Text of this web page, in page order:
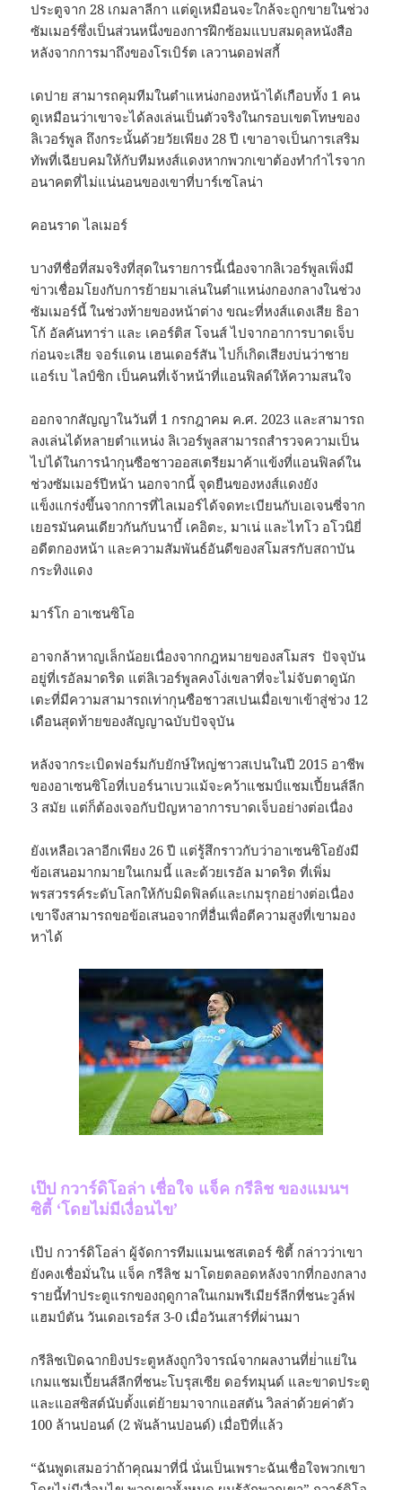
ประตูจาก 28 เกมลาลีกา แต่ดูเหมือนจะใกล้จะถูกขายในช่วง
ซัมเมอร์ซึ่งเป็นส่วนหนึ่งของการฝึกซ้อมแบบสมดุลหนังสือ
หลังจากการมาถึงของโรเบิร์ต เลวานดอฟสกี้
เดปาย สามารถคุมทีมในตําแหน่งกองหน้าได้เกือบทั้ง 1 คน
ดูเหมือนว่าเขาจะได้ลงเล่นเป็นตัวจริงในกรอบเขตโทษของ
ลิเวอร์พูล ถึงกระนั้นด้วยวัยเพียง 28 ปี เขาอาจเป็นการเสริม
ทัพที่เฉียบคมให้กับทีมหงส์แดงหากพวกเขาต้องทํากําไรจาก
อนาคตที่ไม่แน่นอนของเขาที่บาร์เซโลน่า
คอนราด ไลเมอร์
บางทีชื่อที่สมจริงที่สุดในรายการนี้เนื่องจากลิเวอร์พูลเพิ่งมี
ข่าวเชื่อมโยงกับการย้ายมาเล่นในตําแหน่งกองกลางในช่วง
ซัมเมอร์นี้ ในช่วงท้ายของหน้าต่าง ขณะที่หงส์แดงเสีย ธิอา
โก้ อัลคันทาร่า และ เคอร์ติส โจนส์ ไปจากอาการบาดเจ็บ
ก่อนจะเสีย จอร์แดน เฮนเดอร์สัน ไปก็เกิดเสียงบ่นว่าชาย
แอร์เบ ไลป์ซิก เป็นคนที่เจ้าหน้าที่แอนฟิลด์ให้ความสนใจ
ออกจากสัญญาในวันที่ 1 กรกฎาคม ค.ศ. 2023 และสามารถ
ลงเล่นได้หลายตําแหน่ง ลิเวอร์พูลสามารถสํารวจความเป็น
ไปได้ในการนํากุนซือชาวออสเตรียมาค้าแข้งที่แอนฟิลด์ใน
ช่วงซัมเมอร์ปีหน้า นอกจากนี้ จุดยืนของหงส์แดงยัง
แข็งแกร่งขึ้นจากการที่ไลเมอร์ได้จดทะเบียนกับเอเจนซี่จาก
เยอรมันคนเดียวกันกับนาบี้ เคอิตะ, มาเน่ และไทโว อโวนิยี่
อดีตกองหน้า และความสัมพันธ์อันดีของสโมสรกับสถาบัน
กระทิงแดง
มาร์โก อาเซนซิโอ
อาจกล้าหาญเล็กน้อยเนื่องจากกฎหมายของสโมสร ปัจจุบัน
อยู่ที่เรอัลมาดริด แต่ลิเวอร์พูลคงโง่เขลาที่จะไม่จับตาดูนัก
เตะที่มีความสามารถเท่ากุนซือชาวสเปนเมื่อเขาเข้าสู่ช่วง 12
เดือนสุดท้ายของสัญญาฉบับปัจจุบัน
หลังจากระเบิดฟอร์มกับยักษ์ใหญ่ชาวสเปนในปี 2015 อาชีพ
ของอาเซนซิโอที่เบอร์นาเบวแม้จะคว้าแชมป์แชมเปี้ยนส์ลีก
3 สมัย แต่ก็ต้องเจอกับปัญหาอาการบาดเจ็บอย่างต่อเนื่อง
ยังเหลือเวลาอีกเพียง 26 ปี แต่รู้สึกราวกับว่าอาเซนซิโอยังมี
ข้อเสนอมากมายในเกมนี้ และด้วยเรอัล มาดริด ที่เพิ่ม
พรสวรรค์ระดับโลกให้กับมิดฟิลด์และเกมรุกอย่างต่อเนื่อง
เขาจึงสามารถขอข้อเสนอจากที่อื่นเพื่อตีความสูงที่เขามอง
หาได้
เป๊ป กวาร์ดิโอล่า เชื่อใจ แจ็ค กรีลิช ของแมนฯ
ซิตี้ ‘โดยไม่มีเงื่อนไข’
เป๊ป กวาร์ดิโอล่า ผู้จัดการทีมแมนเชสเตอร์ ซิตี้ กล่าวว่าเขา
ยังคงเชื่อมั่นใน แจ็ค กรีลิช มาโดยตลอดหลังจากที่กองกลาง
รายนี้ทําประตูแรกของฤดูกาลในเกมพรีเมียร์ลีกที่ชนะวูล์ฟ
แฮมป์ตัน วันเดอเรอร์ส 3-0 เมื่อวันเสาร์ที่ผ่านมา
กรีลิชเปิดฉากยิงประตูหลังถูกวิจารณ์จากผลงานที่ย่ําแย่ใน
เกมแชมเปี้ยนส์ลีกที่ชนะโบรุสเซีย ดอร์ทมุนด์ และขาดประตู
และแอสซิสต์นับตั้งแต่ย้ายมาจากแอสตัน วิลล่าด้วยค่าตัว
100 ล้านปอนด์ (2 พันล้านปอนด์) เมื่อปีที่แล้ว
“ฉันพูดเสมอว่าถ้าคุณมาที่นี่ นั่นเป็นเพราะฉันเชื่อใจพวกเขา